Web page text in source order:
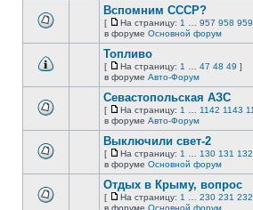
непрочитанных
сообщений.
непрочитанных
сообщений.
этой
непрочитанных
сообщений.
Вспомним СССР?
[
На
страницу
На страницу: 1 957 958 959
в форуме Основной форум
этой
непрочитанных
сообщений.
Топливо
[
На
страницу
На страницу: 1 47 48 49 ]
в форуме Авто-Форум
этой
непрочитанных
сообщений.
Севастопольская АЗС
[
На
страницу
На страницу: 1 1142 1143
в форуме Авто-Форум
этой
Выключили свет-2
[
На
страницу
На страницу: 1 130 131 132
в форуме Основной форум
Отдых в Крыму, вопрос
[
На
На страницу: 1 230 231 232
в форуме Основной форум